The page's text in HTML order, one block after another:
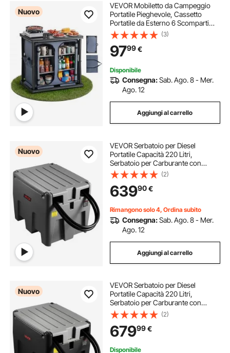
Nuovo
VEVOR Mobiletto da Campeggio
Portatile Pieghevole, Cassetto
Portatile da Esterno 6 Scomparti
Portaoggetti Piano in MDF Carico
max 30 kg Postazione Cucina da
Picnic Barbecue Feste Viaggio in
Camper
(3)
9799€
Disponibile
Consegna:Sab. Ago. 8 - Mer.
Ago. 12
Aggiungi al carrello
Nuovo
VEVOR Serbatoio per Diesel
Portatile Capacità 220 Litri,
Serbatoio per Carburante con
Pompa di Trasferimento Elettrica da
12 V Potenza 140W, Stoccaggio per
Carburante, Grigio
(2)
63990€
Rimangono solo 4, Ordina subito
Consegna:Sab. Ago. 8 - Mer.
Ago. 12
Aggiungi al carrello
Nuovo
VEVOR Serbatoio per Diesel
Portatile Capacità 220 Litri,
Serbatoio per Carburante con
Pompa di Trasferimento Elettrica da
12 V Potenza 140W, Lunghezza
Cavo Alimentazione 3,9m, Nero
(2)
67999€
Disponibile